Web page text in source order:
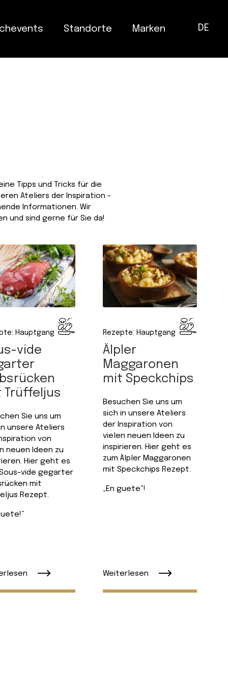
Standorte Marken DE
Tipps und Tricks für die
Ateliers der Inspiration -
Informationen. Wir
und sind gerne für Sie da!
Hauptgang
vide
Trüffeljus
Sie uns um
unsere Ateliers
von
neuen Ideen zu
Hier geht es
vide gegarter
mit
Rezept.
Rezepte: Hauptgang
Älpler
Maggaronen
mit Speckchips
Besuchen Sie uns um
sich in unsere Ateliers
der Inspiration von
vielen neuen Ideen zu
inspirieren. Hier geht es
zum Älpler Maggaronen
mit Speckchips Rezept.
„En guete“!
Weiterlesen